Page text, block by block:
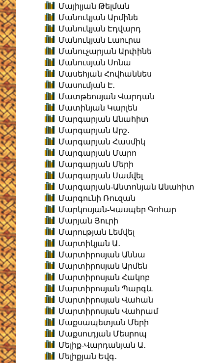
Մայիլյան Թելման
Մանուկյան Արմինե
Մանուկյան Էդվարդ
Մանուկյան Լաուրա
Մանուչարյան Արփինե
Մանուսյան Սոնա
Մասեհյան Հովհաննես
Մասումյան Է․
Մատթեոսյան Վարդան
Մատինյան Կարլեն
Մարգարյան Անահիտ
Մարգարյան Արշ․
Մարգարյան Հասմիկ
Մարգարյան Մարո
Մարգարյան Մերի
Մարգարյան Սամվել
Մարգարյան-Անտոնյան Անահիտ
Մարգունի Ռուզան
Մարկոսյան-Կասպեր Գոհար
Մարյան Յուրի
Մարության Լեմվել
Մարտիկյան Ա․
Մարտիրոսյան Աննա
Մարտիրոսյան Արմեն
Մարտիրոսյան Հակոբ
Մարտիրոսյան Պարգև
Մարտիրոսյան Վահան
Մարտիրոսյան Վահրամ
Մաքսապետյան Մերի
Մաքսուդյան Մեսրոպ
Մելիք-Վարդանյան Ա․
Մելիքյան Եվգ․